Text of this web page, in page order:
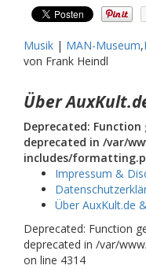
Musik | MAN-Museum,
von Frank Heindl
Über
Deprecated: Function
deprecated in /var/
includes/
Impressum &
Über AuxKult.de
Deprecated: Function
deprecated in /var/
on line 4314